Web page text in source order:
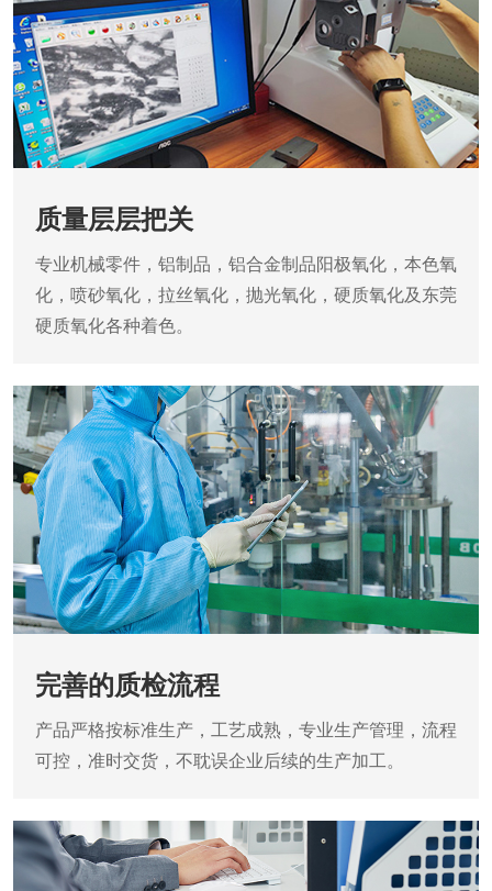
质量层层把关
专业机械零件，铝制品，铝合金制品阳极氧化，本色氧
化，喷砂氧化，拉丝氧化，抛光氧化，硬质氧化及东莞
硬质氧化各种着色。
完善的质检流程
产品严格按标准生产，工艺成熟，专业生产管理，流程
可控，准时交货，不耽误企业后续的生产加工。